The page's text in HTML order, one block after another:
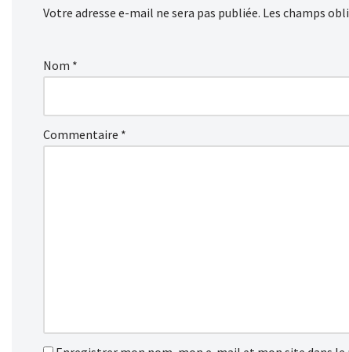
Votre adresse e-mail ne sera pas publiée. Les champs
Nom *
Commentaire *